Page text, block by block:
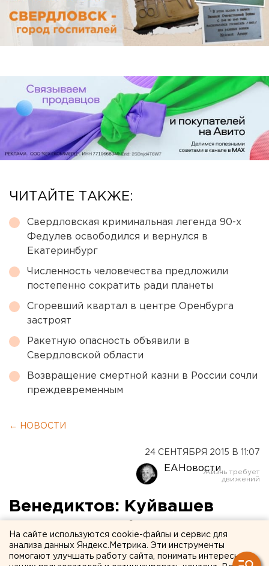
ЧИТАЙТЕ ТАКЖЕ:
Свердловская криминальная легенда 90-х
Федулев освободился и вернулся в
Екатеринбург
Численность человечества предложили
постепенно сократить ради планеты
Сгоревший квартал в центре Оренбурга
застроят
Ракетную опасность объявили в
Свердловской области
Возвращение смертной казни в России сочли
преждевременным
← НОВОСТИ
24 СЕНТЯБРЯ 2015 В 11:07
ЕАНовости
Венедиктов: Куйвашев
антикоррупционного дела
На сайте используются cookie-файлы и сервис для
анализа данных Яндекс.Метрика. Эти инструменты
помогают улучшать работу сайта, понимать интересы